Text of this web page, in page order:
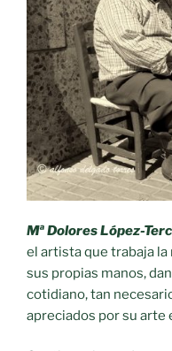
Mª Dolores López-
el artista que trabaja
sus propias manos,
cotidiano, tan
apreciados por su arte